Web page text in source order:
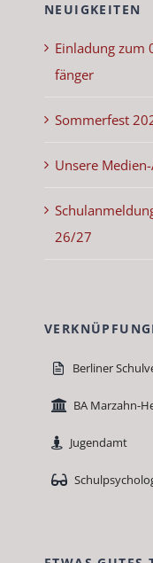
NEUIGKEITEN
Ein­ladung zum
fänger
Som­mer­fest
Unsere
26/27
Berlin­er
BA Marzahn-
Jugen­damt